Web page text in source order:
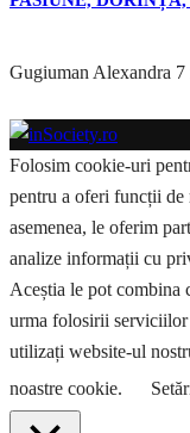
Gugiuman Alexandra 7
Folosim cookie-uri
pentru a oferi funcții de
asemenea, le oferim
analize informații cu
Aceștia le pot combina
urma folosirii serviciilor
utilizați website-ul
noastre cookie.